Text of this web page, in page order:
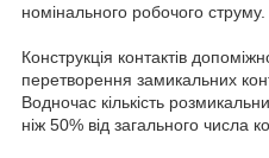
номінального робочого струму.
Конструкція контактів
перетворення замикальних
Водночас кількість
ніж 50% від загального числа